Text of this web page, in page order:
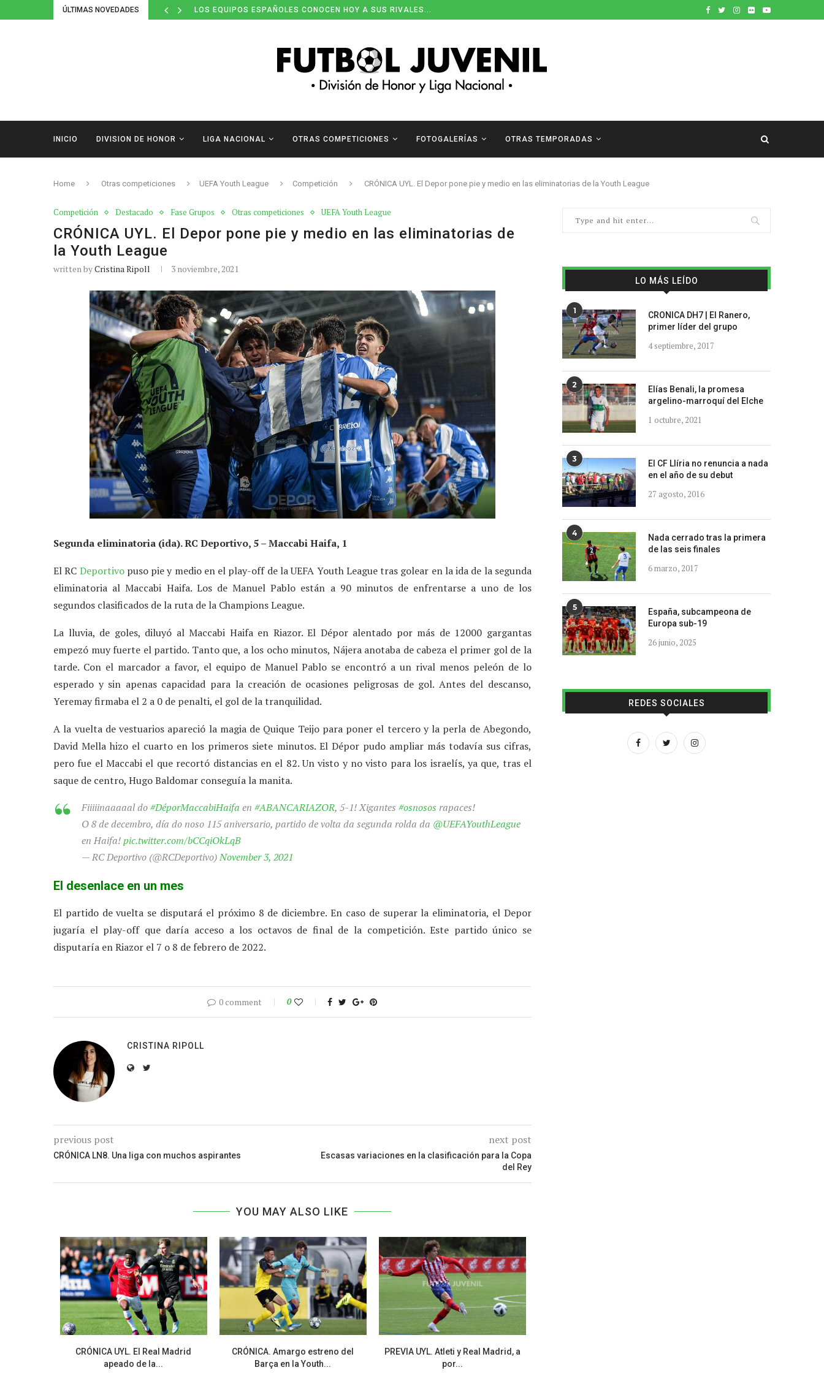
ÚLTIMAS NOVEDADES LOS EQUIPOS ESPAÑOLES CONOCEN HOY A SUS RIVALES...
INICIO DIVISION DE HONOR LIGA NACIONAL OTRAS COMPETICIONES FOTOGALERÍAS OTRAS TEMPORADAS
Home Otras competiciones UEFA Youth League Competición CRÓNICA UYL. El Depor pone pie y medio en las eliminatorias de la Youth League
Competición Destacado Fase Grupos Otras competiciones UEFA Youth League
CRÓNICA UYL. El Depor pone pie y medio en las eliminatorias de
la Youth League
written byCristina Ripoll 3 noviembre, 2021
Segunda eliminatoria (ida). RC Deportivo, 5 – Maccabi Haifa, 1
El RC Deportivopuso pie y medio en el play-off de la UEFA Youth League tras golear en la ida de la segunda
eliminatoria al Maccabi Haifa. Los de Manuel Pablo están a 90 minutos de enfrentarse a uno de los
segundos clasificados de la ruta de la Champions League.
La lluvia, de goles, diluyó al Maccabi Haifa en Riazor. El Dépor alentado por más de 12000 gargantas
empezó muy fuerte el partido. Tanto que, a los ocho minutos, Nájera anotaba de cabeza el primer gol de la
tarde. Con el marcador a favor, el equipo de Manuel Pablo se encontró a un rival menos peleón de lo
esperado y sin apenas capacidad para la creación de ocasiones peligrosas de gol. Antes del descanso,
Yeremay firmaba el 2 a 0 de penalti, el gol de la tranquilidad.
A la vuelta de vestuarios apareció la magia de Quique Teijo para poner el tercero y la perla de Abegondo,
David Mella hizo el cuarto en los primeros siete minutos. El Dépor pudo ampliar más todavía sus cifras,
pero fue el Maccabi el que recortó distancias en el 82. Un visto y no visto para los israelís, ya que, tras el
saque de centro, Hugo Baldomar conseguía la manita.
Fiiiiinaaaaal do#DéporMaccabiHaifa en #ABANCARIAZOR, 5-1! Xigantes #osnosos rapaces!
O 8 de decembro, día do noso 115 aniversario, partido de volta da segunda rolda da @UEFAYouthLeague
en Haifa!pic.twitter.com/bCCqiOkLqB
— RC Deportivo (@RCDeportivo)November 3, 2021
El desenlace en un mes
El partido de vuelta se disputará el próximo 8 de diciembre. En caso de superar la eliminatoria, el Depor
jugaría el play-off que daría acceso a los octavos de final de la competición. Este partido único se
disputaría en Riazor el 7 o 8 de febrero de 2022.
0 comment 0
CRISTINA RIPOLL
previous post
CRÓNICA LN8. Una liga con muchos aspirantes
next post
Escasas variaciones en la clasificación para la Copa
del Rey
YOU MAY ALSO LIKE
CRÓNICA UYL. El Real Madrid
apeado de la...
CRÓNICA. Amargo estreno del
Barça en la Youth...
PREVIA UYL. Atleti y Real Madrid, a
por...
LO MÁS LEÍDO
1
CRONICA DH7 | El Ranero,
primer líder del grupo
4 septiembre, 2017
2
Elías Benali, la promesa
argelino-marroquí del Elche
1 octubre, 2021
3
El CF Llíria no renuncia a nada
en el año de su debut
27 agosto, 2016
4
Nada cerrado tras la primera
de las seis finales
6 marzo, 2017
5
España, subcampeona de
Europa sub-19
26 junio, 2025
REDES SOCIALES